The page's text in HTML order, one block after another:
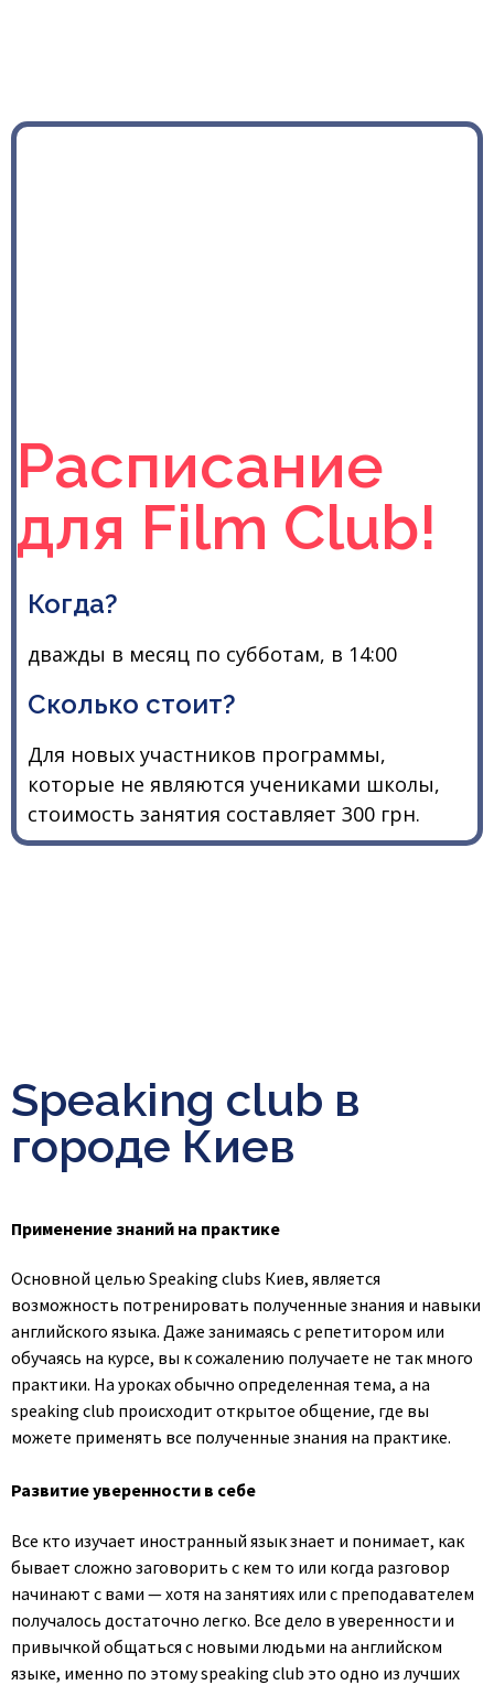
Расписание
для Film Club!
Когда?
дважды в месяц по субботам, в 14:00
Сколько стоит?
Для новых участников программы,
которые не являются учениками школы,
стоимость занятия составляет 300 грн.
Speaking club в
городе Киев
Применение знаний на практике
Основной целью Speaking clubs Киев, является
возможность потренировать полученные знания и навыки
английского языка. Даже занимаясь с репетитором или
обучаясь на курсе, вы к сожалению получаете не так много
практики. На уроках обычно определенная тема, а на
speaking club происходит открытое общение, где вы
можете применять все полученные знания на практике.
Развитие уверенности в себе
Все кто изучает иностранный язык знает и понимает, как
бывает сложно заговорить с кем то или когда разговор
начинают с вами — хотя на занятиях или с преподавателем
получалось достаточно легко. Все дело в уверенности и
привычкой общаться с новыми людьми на английском
языке, именно по этому speaking club это одно из лучших